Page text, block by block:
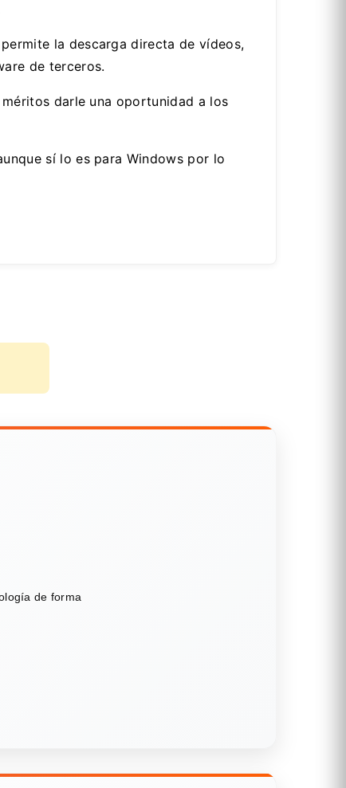
la descarga directa de vídeos,
de terceros.
darle una oportunidad a los
sí lo es para Windows por lo
de forma